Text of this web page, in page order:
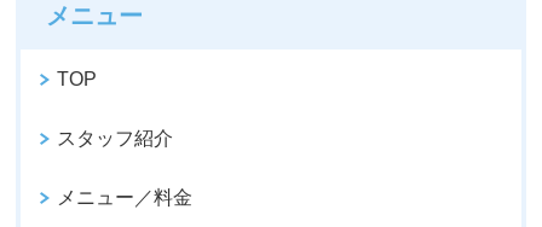
メニュー
TOP
スタッフ紹介
メニュー／料金